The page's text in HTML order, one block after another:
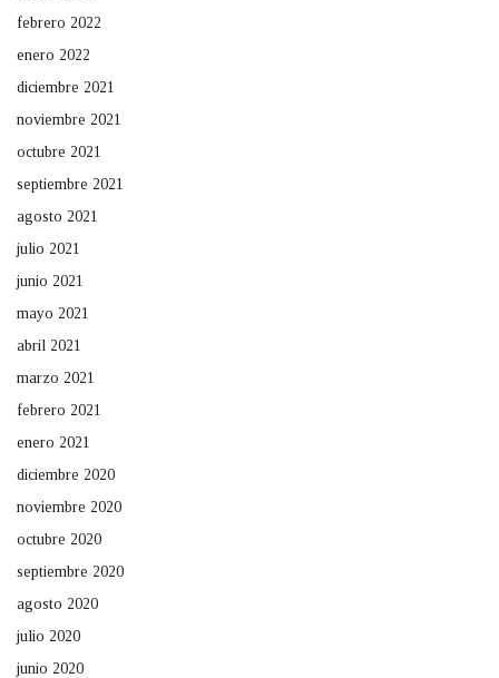
febrero 2022
enero 2022
diciembre 2021
noviembre 2021
octubre 2021
septiembre 2021
agosto 2021
julio 2021
junio 2021
mayo 2021
abril 2021
marzo 2021
febrero 2021
enero 2021
diciembre 2020
noviembre 2020
octubre 2020
septiembre 2020
agosto 2020
julio 2020
junio 2020